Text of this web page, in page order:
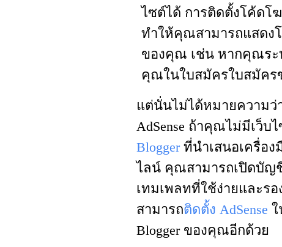
ไซต์ได้ การติดตั้งโค้ด
ทำให้คุณสามารถแสดง
ของคุณ เช่น หากคุณระบุ
คุณในใบสมัครใบสมัคร
แต่นั่นไม่ได้หมายความว่
AdSense ถ้าคุณไม่มีเว็
Bloggerที่นำเสนอเครื่อง
ไลน์ คุณสามารถเปิดบัญ
เทมเพลทที่ใช้ง่ายและร
สามารถติดตั้ง AdSense
Blogger ของคุณอีกด้วย